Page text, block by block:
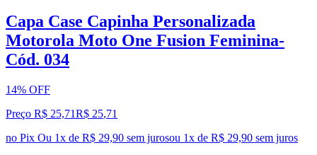
Capa Case Capinha Personalizada
Motorola Moto One Fusion Feminina-
Cód. 034
14% OFF
Preço R$ 25,71R$ 25,71
no Pix Ou 1x de R$ 29,90 sem jurosou 1x de R$ 29,90 sem juros